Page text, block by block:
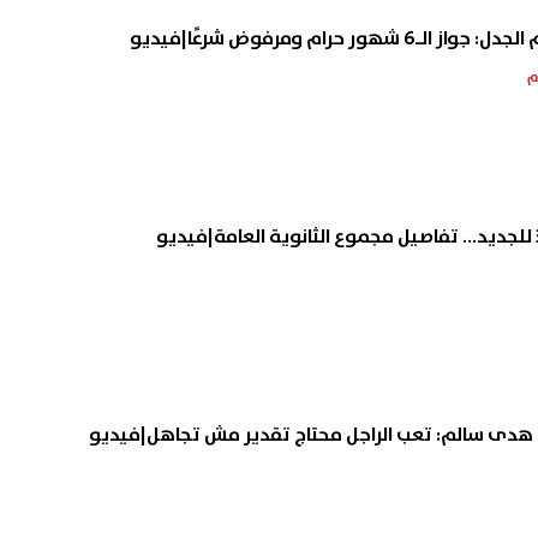
حرام ومرفوض شرعًا|فيديو
سالم: تعب الراجل محتاج تقدير مش تجاهل|فيديو